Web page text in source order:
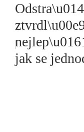
jak se